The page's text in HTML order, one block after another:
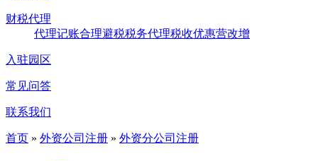
财税代理
代理记账合理避税税务代理税收优惠营改增
入驻园区
常见问答
联系我们
首页 » 外资公司注册 » 外资分公司注册